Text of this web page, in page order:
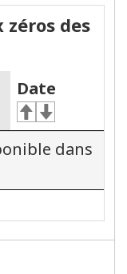
des
Date
dans